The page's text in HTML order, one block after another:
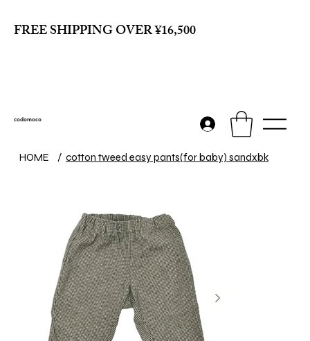
FREE SHIPPING OVER ¥16,500
codomoco
HOME / cotton tweed easy pants(for baby) sandxbk